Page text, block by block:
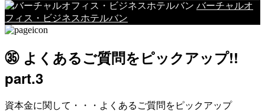
バーチャルオ
フィス・ビジネスホテルバン
㉟ よくあるご質問をピックアップ!!
part.3
資本金に関して・・・よくあるご質問をピックアップ